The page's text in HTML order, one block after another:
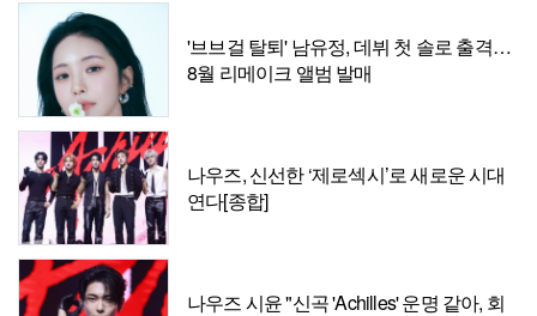
'브브걸 탈퇴' 남유정, 데뷔 첫 솔로 출격…
8월 리메이크 앨범 발매
나우즈, 신선한 ‘제로섹시’로 새로운 시대
연다[종합]
나우즈 시윤 "신곡 'Achilles' 운명 같아, 회